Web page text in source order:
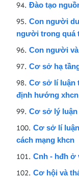
Đào tạo
Con người
người trong quá
Con người
Cơ sở hạ
Cơ sở lí luận
định hướng
Cơ sở lý luận
Cơ sở lí
cách mạng khcn
Cnh - hđh ở
Cơ hội và